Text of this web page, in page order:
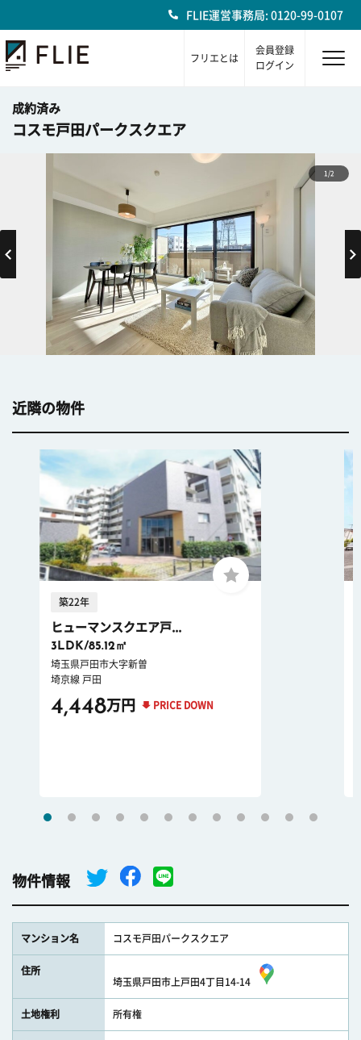
FLIE運営事務局: 0120-99-0107
フリエとは
会員登録
ログイン
成約済み
コスモ戸田パークスクエア
1/2
近隣の物件
築22年
ヒューマンスクエア戸...
3LDK/85.12㎡
埼玉県戸田市大字新曽
埼京線 戸田
4,448万円 PRICE DOWN
物件情報
マンション名 コスモ戸田パークスクエア
住所
埼玉県戸田市上戸田4丁目14-14
土地権利 所有権